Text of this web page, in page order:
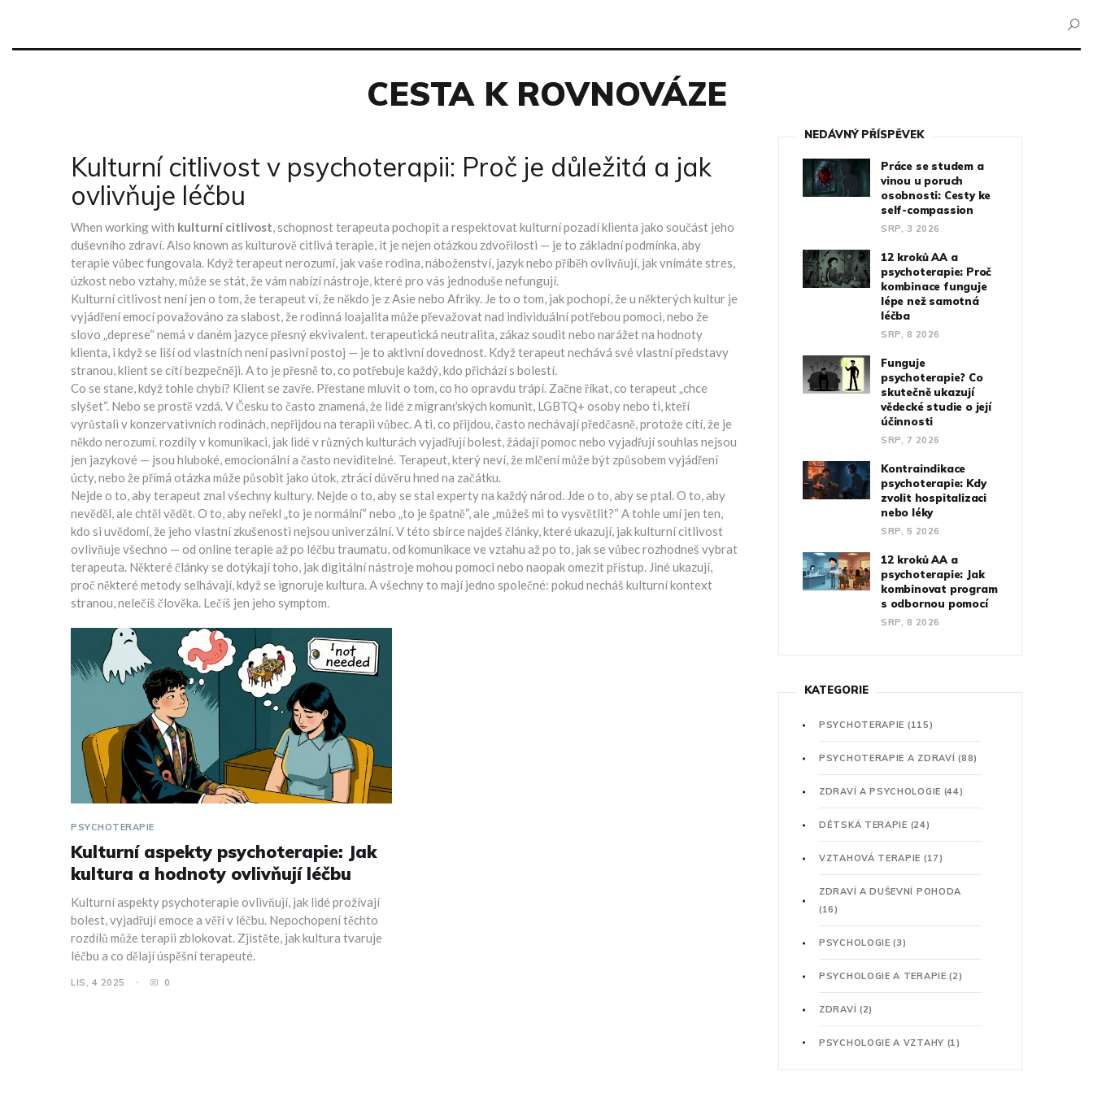
CESTA K ROVNOVÁZE
Kulturní citlivost v psychoterapii: Proč je důležitá a jak
ovlivňuje léčbu
When working with kulturní citlivost,schopnost terapeuta pochopit a respektovat kulturní pozadí klienta jako součást jeho
duševního zdraví. Also known as kulturově citlivá terapie, it je nejen otázkou zdvořilosti — je to základní podmínka, aby
terapie vůbec fungovala. Když terapeut nerozumí, jak vaše rodina, náboženství, jazyk nebo příběh ovlivňují, jak vnímáte stres,
úzkost nebo vztahy, může se stát, že vám nabízí nástroje, které pro vás jednoduše nefungují.
Kulturní citlivost není jen o tom, že terapeut ví, že někdo je z Asie nebo Afriky. Je to o tom, jak pochopí, že u některých kultur je
vyjádření emocí považováno za slabost, že rodinná loajalita může převažovat nad individuální potřebou pomoci, nebo že
slovo „deprese“ nemá v daném jazyce přesný ekvivalent.terapeutická neutralita, zákaz soudit nebo narážet na hodnoty
klienta, i když se liší od vlastních není pasivní postoj — je to aktivní dovednost. Když terapeut nechává své vlastní představy
stranou, klient se cítí bezpečněji. A to je přesně to, co potřebuje každý, kdo přichází s bolestí.
Co se stane, když tohle chybí? Klient se zavře. Přestane mluvit o tom, co ho opravdu trápí. Začne říkat, co terapeut „chce
slyšet“. Nebo se prostě vzdá. V Česku to často znamená, že lidé z migranťských komunit, LGBTQ+ osoby nebo ti, kteří
vyrůstali v konzervativních rodinách, nepřijdou na terapii vůbec. A ti, co přijdou, často nechávají předčasně, protože cítí, že je
někdo nerozumí.rozdíly v komunikaci, jak lidé v různých kulturách vyjadřují bolest, žádají pomoc nebo vyjadřují souhlas nejsou
jen jazykové — jsou hluboké, emocionální a často neviditelné. Terapeut, který neví, že mlčení může být způsobem vyjádření
úcty, nebo že přímá otázka může působit jako útok, ztrácí důvěru hned na začátku.
Nejde o to, aby terapeut znal všechny kultury. Nejde o to, aby se stal experty na každý národ. Jde o to, aby se ptal. O to, aby
nevěděl, ale chtěl vědět. O to, aby neřekl „to je normální“ nebo „to je špatně“, ale „můžeš mi to vysvětlit?“ A tohle umí jen ten,
kdo si uvědomí, že jeho vlastní zkušenosti nejsou univerzální. V této sbírce najdeš články, které ukazují, jak kulturní citlivost
ovlivňuje všechno — od online terapie až po léčbu traumatu, od komunikace ve vztahu až po to, jak se vůbec rozhodneš vybrat
terapeuta. Některé články se dotýkají toho, jak digitální nástroje mohou pomoci nebo naopak omezit přístup. Jiné ukazují,
proč některé metody selhávají, když se ignoruje kultura. A všechny to mají jedno společné: pokud necháš kulturní kontext
stranou, nelečíš člověka. Lečíš jen jeho symptom.
PSYCHOTERAPIE
Kulturní aspekty psychoterapie: Jak
kultura a hodnoty ovlivňují léčbu
Kulturní aspekty psychoterapie ovlivňují, jak lidé prožívají
bolest, vyjadřují emoce a věří v léčbu. Nepochopení těchto
rozdílů může terapii zblokovat. Zjistěte, jak kultura tvaruje
léčbu a co dělají úspěšní terapeuté.
LIS, 4 2025 0
NEDÁVNÝ PŘÍSPĚVEK
Práce se studem a
vinou u poruch
osobnosti: Cesty ke
self-compassion
SRP, 3 2026
12 kroků AA a
psychoterapie: Proč
kombinace funguje
lépe než samotná
léčba
SRP, 8 2026
Funguje
psychoterapie? Co
skutečně ukazují
vědecké studie o její
účinnosti
SRP, 7 2026
Kontraindikace
psychoterapie: Kdy
zvolit hospitalizaci
nebo léky
SRP, 5 2026
12 kroků AA a
psychoterapie: Jak
kombinovat program
s odbornou pomocí
SRP, 8 2026
KATEGORIE
PSYCHOTERAPIE (115)
PSYCHOTERAPIE A ZDRAVÍ(88)
ZDRAVÍ A PSYCHOLOGIE (44)
DĚTSKÁ TERAPIE (24)
VZTAHOVÁ TERAPIE (17)
ZDRAVÍ A DUŠEVNÍ POHODA
(16)
PSYCHOLOGIE(3)
PSYCHOLOGIE A TERAPIE(2)
ZDRAVÍ (2)
PSYCHOLOGIE A VZTAHY (1)